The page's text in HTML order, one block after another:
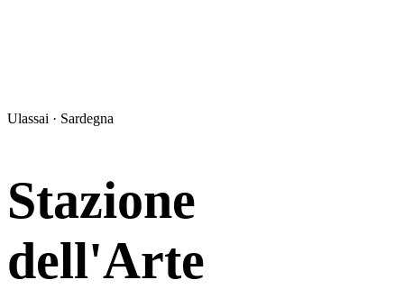
Ulassai · Sardegna
Stazione
dell'Arte